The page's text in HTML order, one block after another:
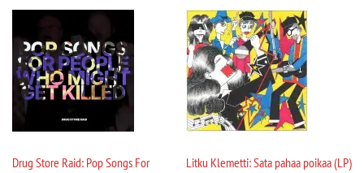
Drug Store Raid: Pop Songs For
Litku Klemetti: Sata pahaa poikaa (LP)